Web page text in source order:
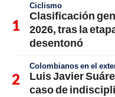
Ciclismo
Clasificación
2026, tras la
desentonó
Colombianos en el
Luis Javier
caso de